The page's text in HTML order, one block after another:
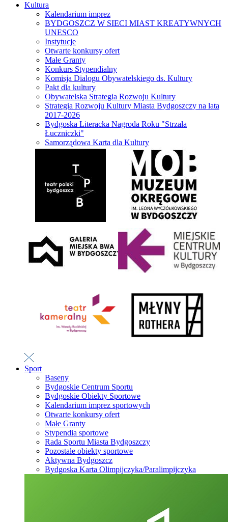
Kultura
Kalendarium imprez
BYDGOSZCZ W SIECI MIAST KREATYWNYCH
UNESCO
Instytucje
Otwarte konkursy ofert
Małe Granty
Konkurs Stypendialny
Komisja Dialogu Obywatelskiego ds. Kultury
Pakt dla kultury
Obywatelska Strategia Rozwoju Kultury
Strategia Rozwoju Kultury Miasta Bydgoszczy na lata
2017-2026
Bydgoska Literacka Nagroda Roku "Strzała
Łuczniczki"
Samorządowa Karta dla Kultury
Sport
Baseny
Bydgoskie Centrum Sportu
Bydgoskie Obiekty Sportowe
Kalendarium imprez sportowych
Otwarte konkursy ofert
Małe Granty
Stypendia sportowe
Rada Sportu Miasta Bydgoszczy
Pozostałe obiekty sportowe
Aktywna Bydgoszcz
Bydgoska Karta Olimpijczyka/Paralimpijczyka